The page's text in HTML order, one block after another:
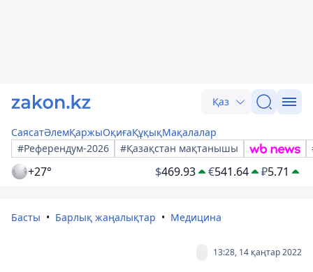
Қаз
СаясатӘлемҚаржыОқиғаҚұқықМақалалар
#Референдум-2026
#Қазақстан мақтанышы
+27° $469.93 €541.64 ₽5.71
Басты Барлық жаңалықтар Медицина
13:28, 14 қаңтар 2022